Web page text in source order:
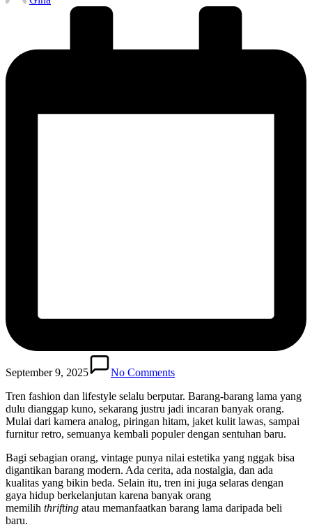
September 9, 2025
No Comments
Tren fashion dan lifestyle selalu berputar. Barang-barang lama yang
dulu dianggap kuno, sekarang justru jadi incaran banyak orang.
Mulai dari kamera analog, piringan hitam, jaket kulit lawas, sampai
furnitur retro, semuanya kembali populer dengan sentuhan baru.
Bagi sebagian orang, vintage punya nilai estetika yang nggak bisa
digantikan barang modern. Ada cerita, ada nostalgia, dan ada
kualitas yang bikin beda. Selain itu, tren ini juga selaras dengan
gaya hidup berkelanjutan karena banyak orang
memilih thrifting atau memanfaatkan barang lama daripada beli
baru.